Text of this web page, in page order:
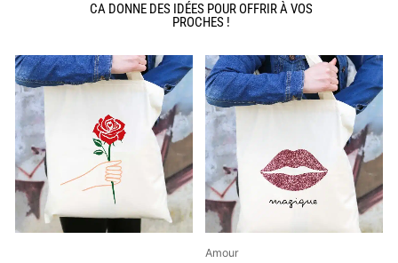
CA DONNE DES IDÉES POUR OFFRIR À VOS
PROCHES !
Amour
Ce
produit
a
plusieurs
variations.
Les
options
peuvent
être
choisies